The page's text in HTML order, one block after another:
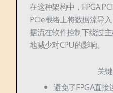
在这种架构中，FPGA
PCIe根络上将数据流导
据流在软件控制下绕过
地减少对CPU的影响。
关
避免了FPGA直